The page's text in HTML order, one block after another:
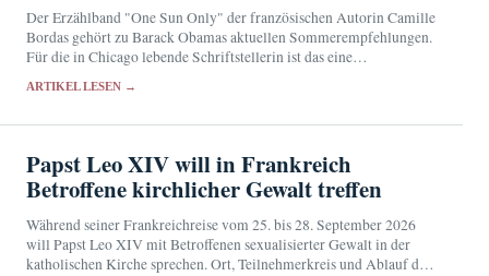
Der Erzählband "One Sun Only" der französischen Autorin Camille
Bordas gehört zu Barack Obamas aktuellen Sommerempfehlungen.
Für die in Chicago lebende Schriftstellerin ist das eine
ARTIKEL LESEN →
Papst Leo XIV will in Frankreich
Betroffene kirchlicher Gewalt treffen
Während seiner Frankreichreise vom 25. bis 28. September 2026
will Papst Leo XIV mit Betroffenen sexualisierter Gewalt in der
katholischen Kirche sprechen. Ort, Teilnehmerkreis und Ablauf der